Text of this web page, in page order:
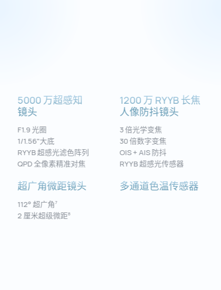
5000 万超感知
镜⁠头
F1.9 光圈
1/1.56"大底
RYYB 超感光滤色阵列
QPD 全像素精准对焦
1200 万 RYYB 长焦
人像防抖镜⁠头
3 倍光学变焦⁠
30 倍数字变焦
OIS + AIS 防抖
RYYB 超感光传感器
超广角微距镜⁠头
112° 超广角7
2 厘米超级微距8
多通道色温传感⁠器